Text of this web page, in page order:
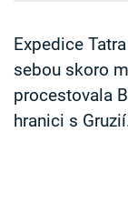
Sledujte nás
Expedice
sebou skoro
procestovala
hranici s